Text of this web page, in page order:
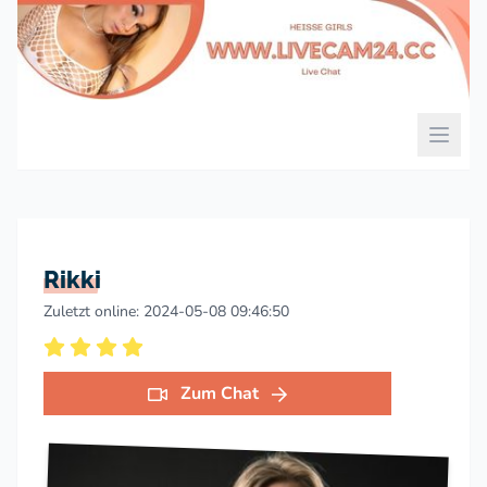
Rikki
Zuletzt online: 2024-05-08 09:46:50
Zum Chat